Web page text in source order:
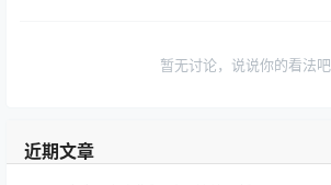
暂无讨论，说说你的看法吧
近期文章